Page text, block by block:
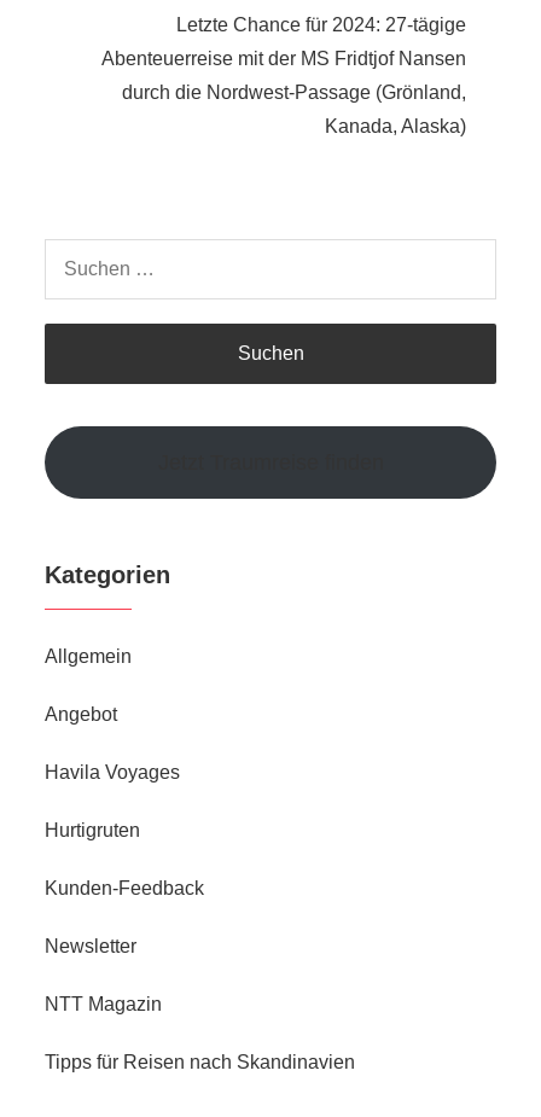
Letzte Chance für 2024: 27-tägige
Abenteuerreise mit der MS Fridtjof Nansen
durch die Nordwest-Passage (Grönland,
Kanada, Alaska)
Kategorien
Allgemein
Angebot
Havila Voyages
Hurtigruten
Kunden-Feedback
Newsletter
NTT Magazin
Tipps für Reisen nach Skandinavien